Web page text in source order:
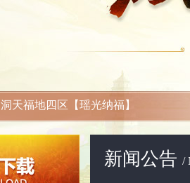
洞天福地四区【瑶光纳福】
新闻公告 /